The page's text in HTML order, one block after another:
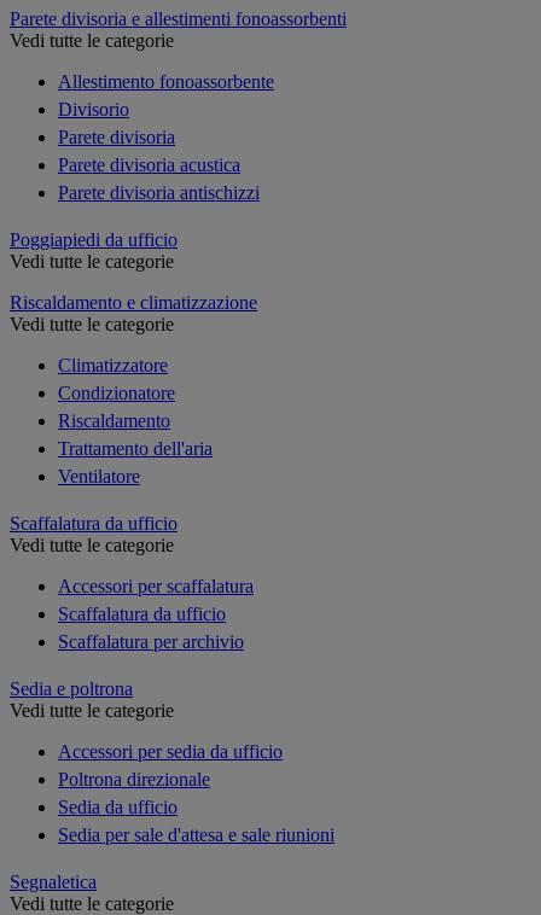
Parete divisoria e allestimenti fonoassorbenti
Vedi tutte le categorie
Allestimento fonoassorbente
Divisorio
Parete divisoria
Parete divisoria acustica
Parete divisoria antischizzi
Poggiapiedi da ufficio
Vedi tutte le categorie
Riscaldamento e climatizzazione
Vedi tutte le categorie
Climatizzatore
Condizionatore
Riscaldamento
Trattamento dell'aria
Ventilatore
Scaffalatura da ufficio
Vedi tutte le categorie
Accessori per scaffalatura
Scaffalatura da ufficio
Scaffalatura per archivio
Sedia e poltrona
Vedi tutte le categorie
Accessori per sedia da ufficio
Poltrona direzionale
Sedia da ufficio
Sedia per sale d'attesa e sale riunioni
Segnaletica
Vedi tutte le categorie